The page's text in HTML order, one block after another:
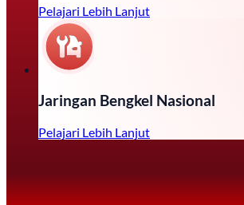
Pelajari Lebih Lanjut
Jaringan Bengkel Nasional
Pelajari Lebih Lanjut